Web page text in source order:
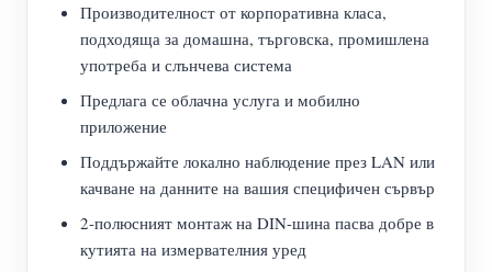
Производителност от корпоративна класа,
подходяща за домашна, търговска, промишлена
употреба и слънчева система
Предлага се облачна услуга и мобилно
приложение
Поддържайте локално наблюдение през LAN или
качване на данните на вашия специфичен сървър
2-полюсният монтаж на DIN-шина пасва добре в
кутията на измервателния уред